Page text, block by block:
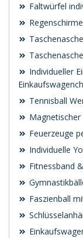
Faltwürfel
Individueller
Tennisball
Feuerzeuge
Individuelle
Fitnessband
Faszienball